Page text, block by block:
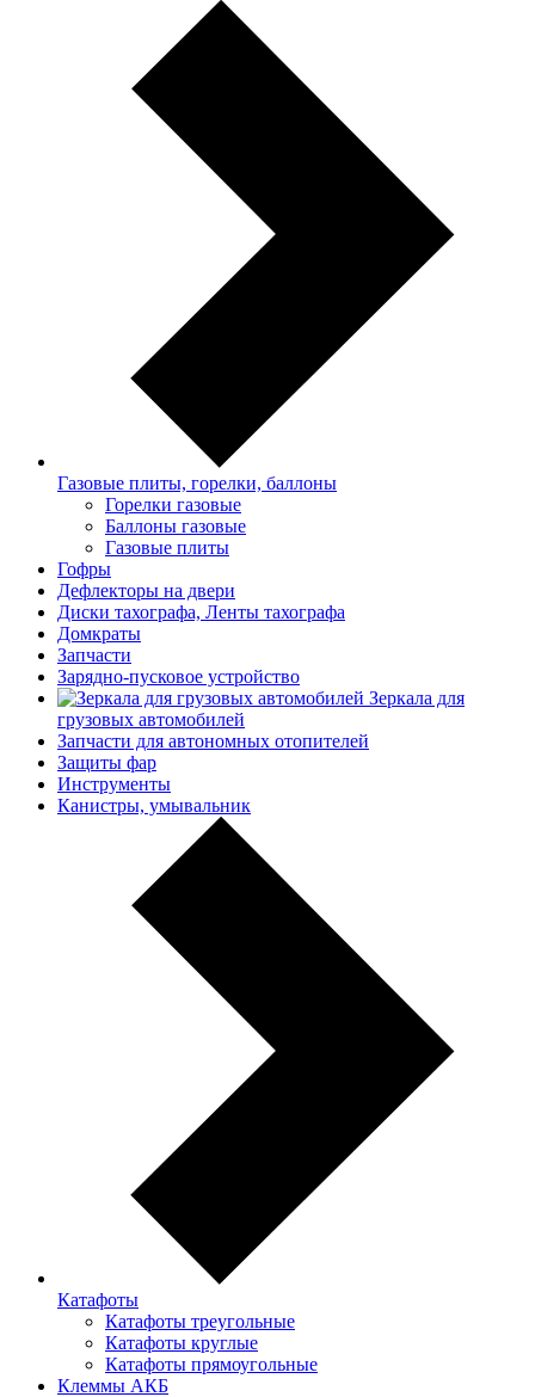
Газовые плиты, горелки, баллоны
Горелки газовые
Баллоны газовые
Газовые плиты
Гофры
Дефлекторы на двери
Диски тахографа, Ленты тахографа
Домкраты
Запчасти
Зарядно-пусковое устройство
Зеркала для
грузовых автомобилей
Запчасти для автономных отопителей
Защиты фар
Инструменты
Канистры, умывальник
Катафоты
Катафоты треугольные
Катафоты круглые
Катафоты прямоугольные
Клеммы АКБ